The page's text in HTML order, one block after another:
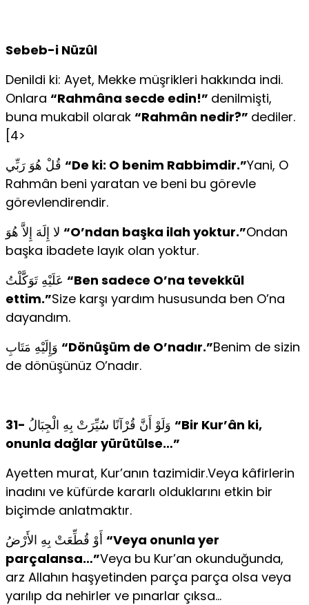
Sebeb-i Nüzûl
Denildi ki: Ayet, Mekke müşrikleri hakkında indi.
Onlara “Rahmâna secde edin!” denilmişti,
buna mukabil olarak “Rahmân nedir?” dediler.
[4>
“De ki: O benim Rabbimdir.”Yani, O
Rahmân beni yaratan ve beni bu görevle
görevlendirendir.
“O’ndan başka ilah yoktur.”Ondan
başka ibadete layık olan yoktur.
“Ben sadece O’na tevekkül
ettim.”Size karşı yardım hususunda ben O’na
dayandım.
“Dönüşüm de O’nadır.”Benim de sizin
de dönüşünüz O’nadır.
31-
“Bir Kur’ân ki,
onunla dağlar yürütülse…”
Ayetten murat, Kur’anın tazimidir.Veya kâfirlerin
inadını ve küfürde kararlı olduklarını etkin bir
biçimde anlatmaktır.
“Veya onunla yer
parçalansa…”Veya bu Kur’an okunduğunda,
arz Allahın haşyetinden parça parça olsa veya
yarılıp da nehirler ve pınarlar çıksa…